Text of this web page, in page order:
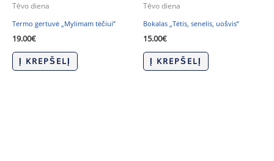
Tėvo diena
Termo gertuvė „Mylimam tėčiui”
19.00€
Į KREPŠELĮ
Tėvo diena
Bokalas „Tėtis, senelis, uošvis”
15.00€
Į KREPŠELĮ